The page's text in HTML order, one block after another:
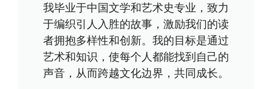
我毕业于中国文学和艺术史专业，致力
于编织引人入胜的故事，激励我们的读
者拥抱多样性和创新。我的目标是通过
艺术和知识，使每个人都能找到自己的
声音，从而跨越文化边界，共同成长。